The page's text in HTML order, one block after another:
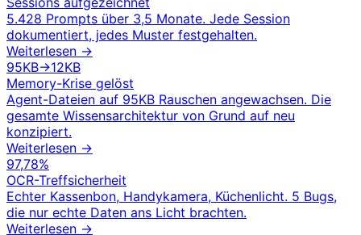
5.428 Prompts über 3,5 Monate. Jede Session
dokumentiert, jedes Muster festgehalten.
Weiterlesen →
95KB→12KB
Memory-Krise gelöst
Agent-Dateien auf 95KB Rauschen angewachsen. Die
gesamte Wissensarchitektur von Grund auf neu
konzipiert.
Weiterlesen →
97,78%
OCR-Treffsicherheit
Echter Kassenbon, Handykamera, Küchenlicht. 5 Bugs,
die nur echte Daten ans Licht brachten.
Weiterlesen →